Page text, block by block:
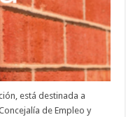
está destinada a
de Empleo y